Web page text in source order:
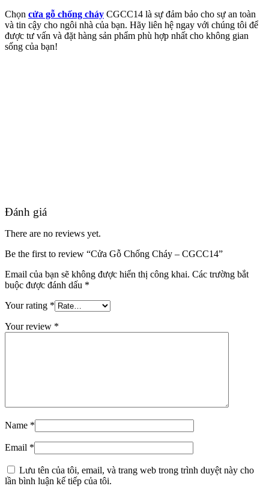
Quy mô nhà xưởng
Chọn cửa gỗ chống cháy CGCC14 là sự đảm bảo cho sự an toàn
và tin cậy cho ngôi nhà của bạn. Hãy liên hệ ngay với chúng tôi để
được tư vấn và đặt hàng sản phẩm phù hợp nhất cho không gian
sống của bạn!
Đánh giá
There are no reviews yet.
Be the first to review “Cửa Gỗ Chống Cháy – CGCC14”
Email của bạn sẽ không được hiển thị công khai. Các trường bắt
buộc được đánh dấu *
Your rating *
Your review *
Name *
Email *
Lưu tên của tôi, email, và trang web trong trình duyệt này cho
lần bình luận kế tiếp của tôi.